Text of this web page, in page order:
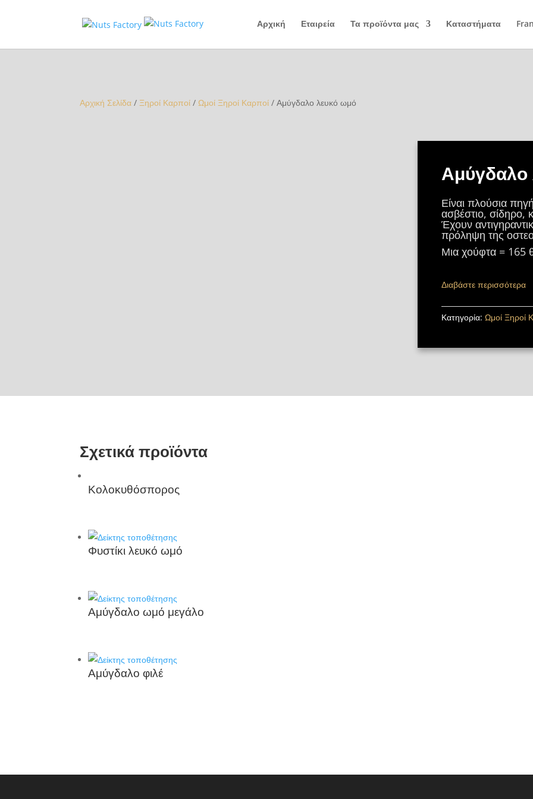
Αρχική Εταιρεία Τα προϊόντα μας Καταστήματα
Αρχική Σελίδα / Ξηροί Καρποί / Ωμοί Ξηροί Καρποί / Αμύγδαλο λευκό ωμό
Είναι πλούσια
ασβέστιο, σίδηρο,
Έχουν
πρόληψη της
Μια χούφτα = 165
Διαβάστε περισσότερα
Κατηγορία: Ωμοί Ξηροί
Σχετικά προϊόντα
Κολοκυθόσπορος
Φυστίκι λευκό ωμό
Αμύγδαλο ωμό μεγάλο
Αμύγδαλο φιλέ